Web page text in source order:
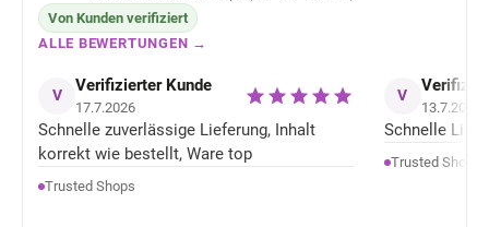
Von Kunden verifiziert
ALLE BEWERTUNGEN →
V Verifizierter Kunde
17.7.2026
Schnelle zuverlässige Lieferung, Inhalt
korrekt wie bestellt, Ware top
Trusted Shops
V
13.7.2026
Schnelle
Trusted Shops